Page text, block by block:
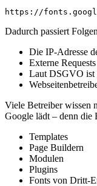
Dadurch passiert
Die IP-Adresse
Externe
Laut DSGVO ist
Viele Betreiber wissen
Google lädt – denn die
Templates
Page Buildern
Modulen
Plugins
Fonts von Dritt-